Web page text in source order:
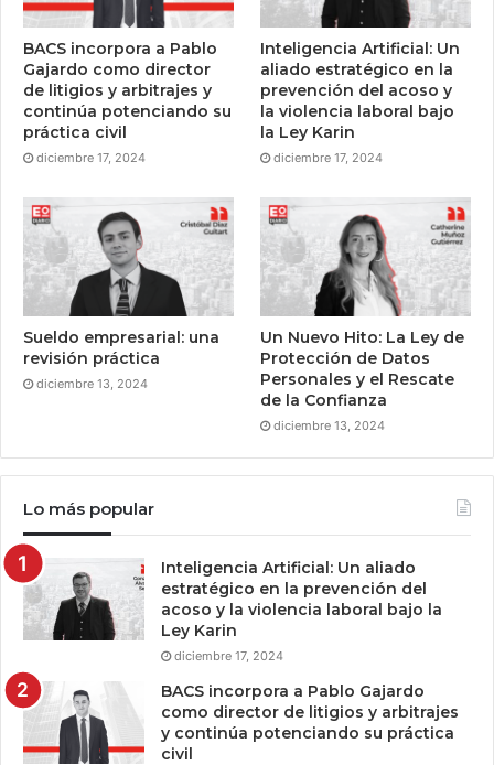
BACS incorpora a Pablo
Gajardo como director
de litigios y arbitrajes y
continúa potenciando su
práctica civil
diciembre 17, 2024
Inteligencia Artificial: Un
aliado estratégico en la
prevención del acoso y
la violencia laboral bajo
la Ley Karin
diciembre 17, 2024
Sueldo empresarial: una
revisión práctica
diciembre 13, 2024
Un Nuevo Hito: La Ley de
Protección de Datos
Personales y el Rescate
de la Confianza
diciembre 13, 2024
Lo más popular
Inteligencia Artificial: Un aliado
estratégico en la prevención del
acoso y la violencia laboral bajo la
Ley Karin
diciembre 17, 2024
BACS incorpora a Pablo Gajardo
como director de litigios y arbitrajes
y continúa potenciando su práctica
civil